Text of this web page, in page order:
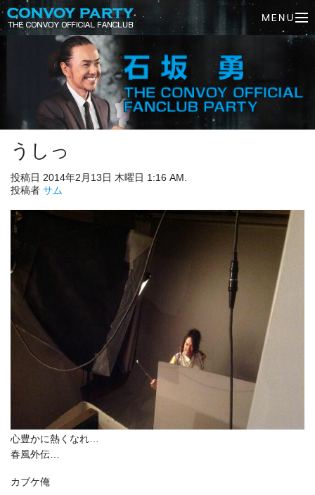
うしっ
投稿日 2014年2月13日 木曜日 1:16 AM.
投稿者 サム
心豊かに熱くなれ…
春風外伝…
カブケ俺